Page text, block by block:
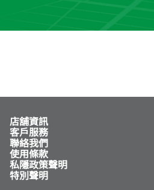
店舖資訊
關於我們
新八佰伴
NY8 新八佰伴
兒童世界
新八佰伴特賣店
客戶服務
工銀新八佰伴 VISA 卡
免費送貨服務
泊車
其他服務
聯絡我們
使用條款
私隱政策聲明
特別聲明